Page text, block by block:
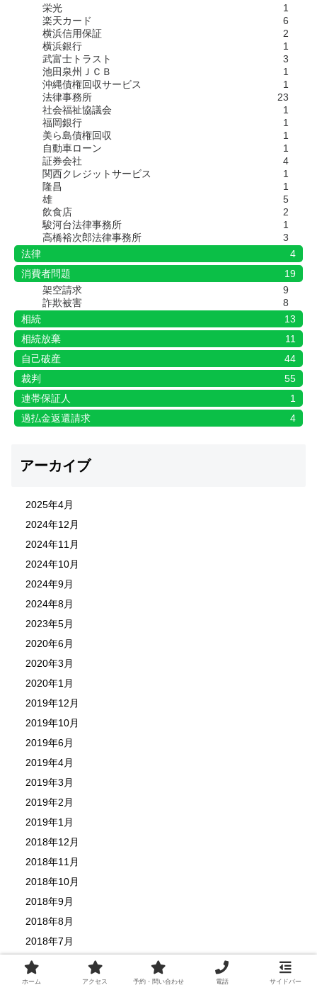
栄光
1
楽天カード
6
横浜信用保証
2
横浜銀行
1
武富士トラスト
3
池田泉州ＪＣＢ
1
沖縄債権回収サービス
1
法律事務所
23
社会福祉協議会
1
福岡銀行
1
美ら島債権回収
1
自動車ローン
1
証券会社
4
関西クレジットサービス
1
隆昌
1
雄
5
飲食店
2
駿河台法律事務所
1
高橋裕次郎法律事務所
3
法律
4
消費者問題
19
架空請求
9
詐欺被害
8
相続
13
相続放棄
11
自己破産
44
裁判
55
連帯保証人
1
過払金返還請求
4
アーカイブ
2025年4月
2024年12月
2024年11月
2024年10月
2024年9月
2024年8月
2023年5月
2020年6月
2020年3月
2020年1月
2019年12月
2019年10月
2019年6月
2019年4月
2019年3月
2019年2月
2019年1月
2018年12月
2018年11月
2018年10月
2018年9月
2018年8月
2018年7月
2018年6月
2018年5月
ホーム アクセス 予約・問い合わせ 電話 サイドバー